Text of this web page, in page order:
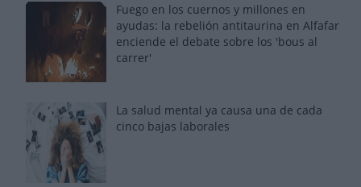
Fuego en los cuernos y millones en
ayudas: la rebelión antitaurina en Alfafar
enciende el debate sobre los 'bous al
carrer'
La salud mental ya causa una de cada
cinco bajas laborales